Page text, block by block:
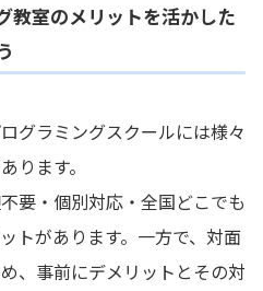
教室のメリットを活かした
グラミングスクールには様々
ります。
要・個別対応・全国どこでも
トがあります。一方で、対面
、事前にデメリットとその対